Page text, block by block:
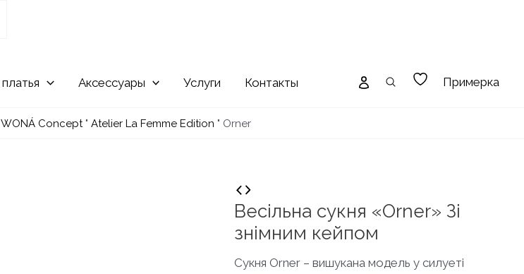
Аксессуары Услуги Контакты Примерка
WONÁ Concept " Atelier La Femme Edition " Orner
Весільна сукня «Orner» Зі
знімним кейпом
Сукня Orner – вишукана модель у силуеті